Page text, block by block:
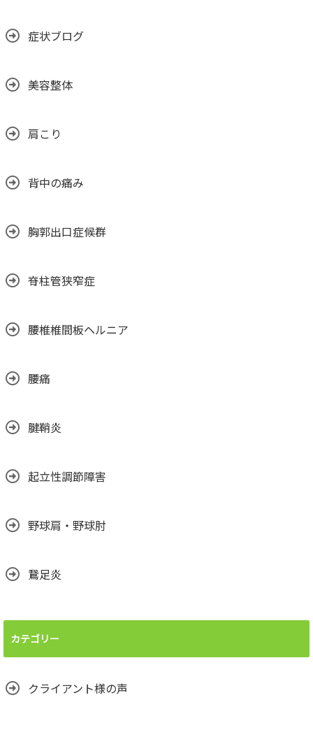
症状ブログ
美容整体
肩こり
背中の痛み
胸郭出口症候群
脊柱管狭窄症
腰椎椎間板ヘルニア
腰痛
腱鞘炎
起立性調節障害
野球肩・野球肘
鵞足炎
カテゴリー
クライアント様の声